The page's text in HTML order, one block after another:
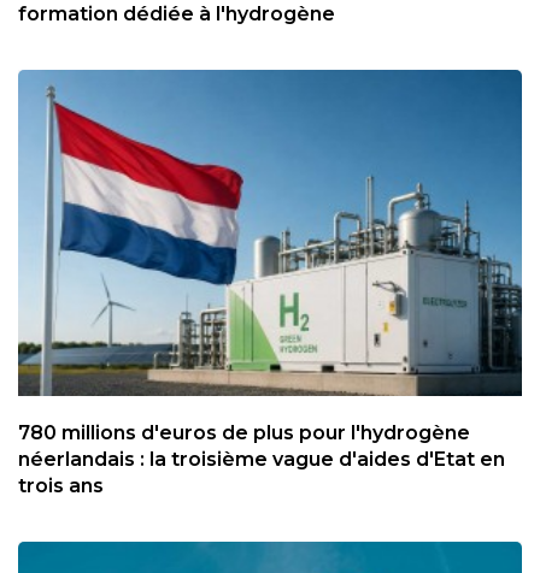
formation dédiée à l'hydrogène
780 millions d'euros de plus pour l'hydrogène
néerlandais : la troisième vague d'aides d'Etat en
trois ans